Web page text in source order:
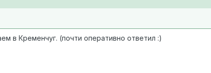
в Кременчуг. (почти оперативно ответил :)